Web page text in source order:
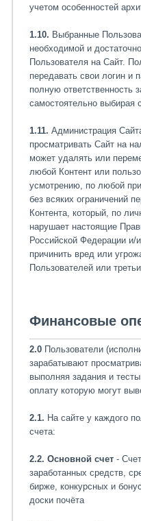
учетом особенностей
1.10. Выбранные
необходимой и
Пользователя на Сайт.
передавать свои логин и
полную ответственность
самостоятельно выбирая
1.11. Администрация
просматривать Сайт на
может удалять или
любой Контент или
усмотрению, по любой
без всяких ограничений
Контента, который, по
нарушает настоящие
Российской Федерации
причинить вред или
Пользователей или
Финансовые
2.0Пользователи
зарабатывают
выполняя задания и
оплату которую могут
2.1. На сайте у каждого
счета:
2.2. Основной счет-
заработанных средств,
бирже, конкурсных и
доски почёта